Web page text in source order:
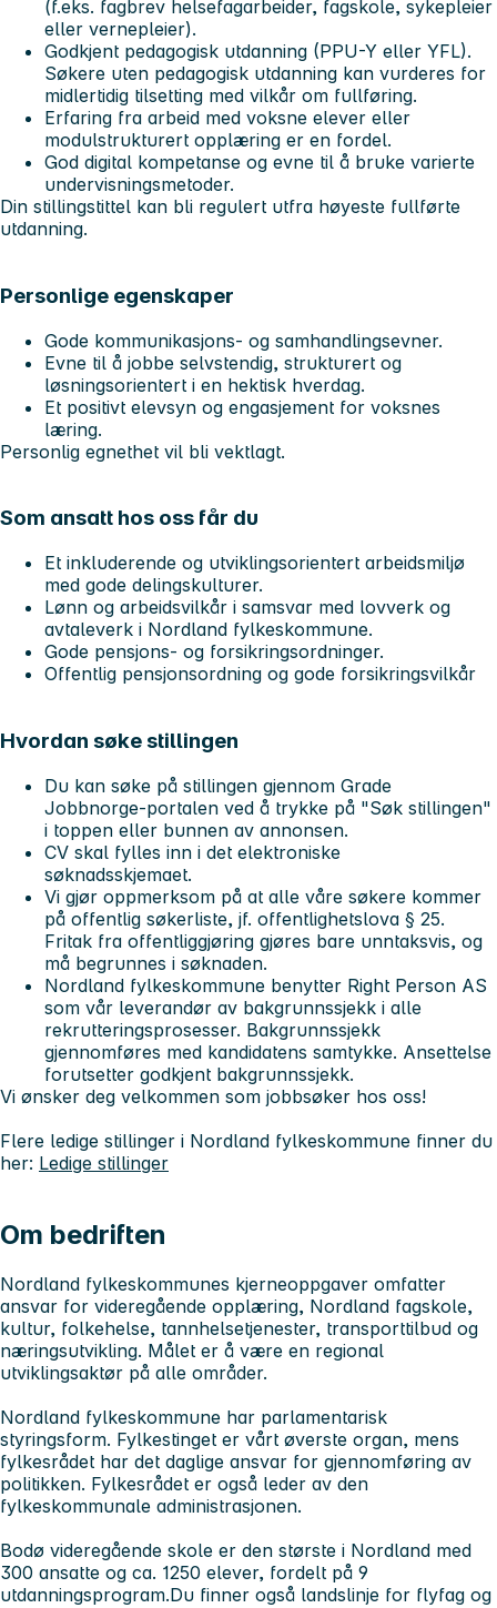
(f.eks. fagbrev helsefagarbeider, fagskole, sykepleier
eller vernepleier).
Godkjent pedagogisk utdanning (PPU-Y eller YFL).
Søkere uten pedagogisk utdanning kan vurderes for
midlertidig tilsetting med vilkår om fullføring.
Erfaring fra arbeid med voksne elever eller
modulstrukturert opplæring er en fordel.
God digital kompetanse og evne til å bruke varierte
undervisningsmetoder.
Din stillingstittel kan bli regulert utfra høyeste fullførte
utdanning.
Personlige egenskaper
Gode kommunikasjons- og samhandlingsevner.
Evne til å jobbe selvstendig, strukturert og
løsningsorientert i en hektisk hverdag.
Et positivt elevsyn og engasjement for voksnes
læring.
Personlig egnethet vil bli vektlagt.
Som ansatt hos oss får du
Et inkluderende og utviklingsorientert arbeidsmiljø
med gode delingskulturer.
Lønn og arbeidsvilkår i samsvar med lovverk og
avtaleverk i Nordland fylkeskommune.
Gode pensjons- og forsikringsordninger.
Offentlig pensjonsordning og gode forsikringsvilkår
Hvordan søke stillingen
Du kan søke på stillingen gjennom Grade
Jobbnorge-portalen ved å trykke på "Søk stillingen"
i toppen eller bunnen av annonsen.
CV skal fylles inn i det elektroniske
søknadsskjemaet.
Vi gjør oppmerksom på at alle våre søkere kommer
på offentlig søkerliste, jf. offentlighetslova § 25.
Fritak fra offentliggjøring gjøres bare unntaksvis, og
må begrunnes i søknaden.
Nordland fylkeskommune benytter Right Person AS
som vår leverandør av bakgrunnssjekk i alle
rekrutteringsprosesser. Bakgrunnssjekk
gjennomføres med kandidatens samtykke. Ansettelse
forutsetter godkjent bakgrunnssjekk.
Vi ønsker deg velkommen som jobbsøker hos oss!
Flere ledige stillinger i Nordland fylkeskommune finner du
her: Ledige stillinger
Om bedriften
Nordland fylkeskommunes kjerneoppgaver omfatter
ansvar for videregående opplæring, Nordland fagskole,
kultur, folkehelse, tannhelsetjenester, transporttilbud og
næringsutvikling. Målet er å være en regional
utviklingsaktør på alle områder.
Nordland fylkeskommune har parlamentarisk
styringsform. Fylkestinget er vårt øverste organ, mens
fylkesrådet har det daglige ansvar for gjennomføring av
politikken. Fylkesrådet er også leder av den
fylkeskommunale administrasjonen.
Bodø videregående skole er den største i Nordland med
300 ansatte og ca. 1250 elever, fordelt på 9
utdanningsprogram.Du finner også landslinje for flyfag og